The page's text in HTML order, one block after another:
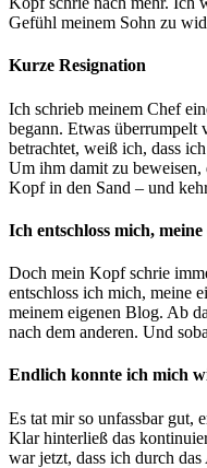
Gefühl meinem Sohn zu
Kurze Resignation
Ich schrieb meinem Chef
begann. Etwas überrumpelt
betrachtet, weiß ich, dass
Um ihm damit zu beweisen,
Kopf in den Sand – und
Ich entschloss mich,
Doch mein Kopf schrie
entschloss ich mich, meine
meinem eigenen Blog. Ab
nach dem anderen. Und
Endlich konnte ich mich
Es tat mir so unfassbar gut,
Klar hinterließ das
war jetzt, dass ich durch